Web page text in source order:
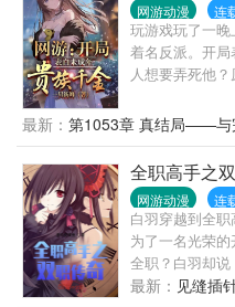
网游动漫 连
玩游戏玩了一
着名反派。开
人想要弄死他
冷的女武神boss
豪门大小姐更
他也不待见！
将到来的玩家，
他，选择了另一
我……”“那我可
最新： 第1053章 真结局——与
全职高手之
网游动漫 连
白羽穿越到全
为了一名光荣的
全职？白羽却
下！已建
最新： 见缝插